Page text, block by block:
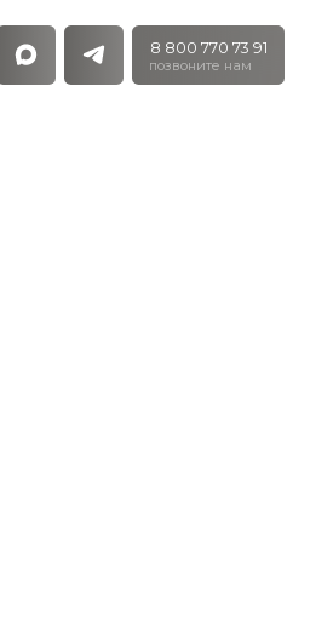
позвоните нам
8 800 770 73 91